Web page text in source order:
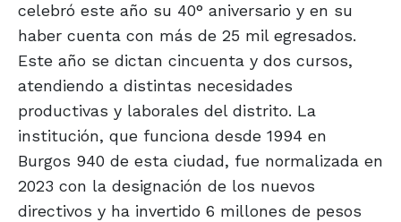
celebró este año su 40° aniversario y en su
haber cuenta con más de 25 mil egresados.
Este año se dictan cincuenta y dos cursos,
atendiendo a distintas necesidades
productivas y laborales del distrito. La
institución, que funciona desde 1994 en
Burgos 940 de esta ciudad, fue normalizada en
2023 con la designación de los nuevos
directivos y ha invertido 6 millones de pesos